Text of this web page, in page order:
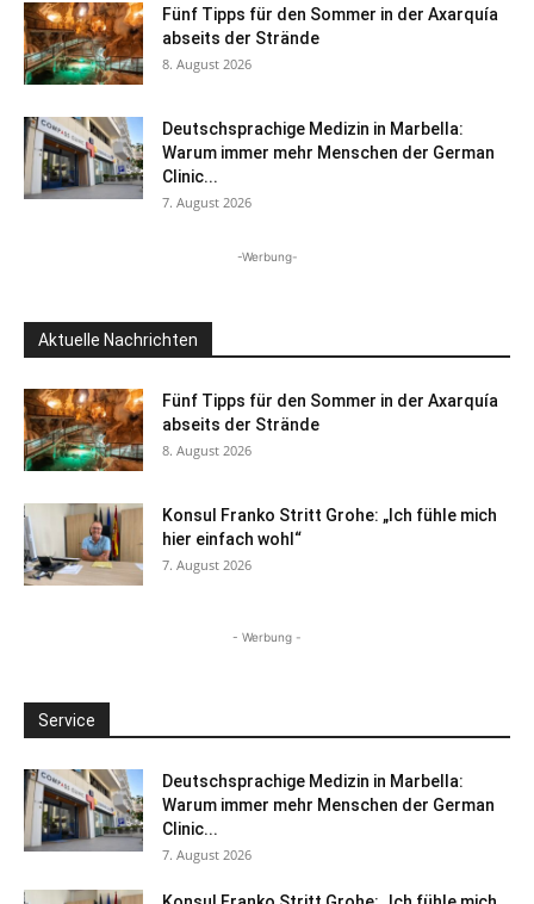
Fünf Tipps für den Sommer in der Axarquía
abseits der Strände
8. August 2026
Deutschsprachige Medizin in Marbella:
Warum immer mehr Menschen der German
Clinic...
7. August 2026
-Werbung-
Aktuelle Nachrichten
Fünf Tipps für den Sommer in der Axarquía
abseits der Strände
8. August 2026
Konsul Franko Stritt Grohe: „Ich fühle mich
hier einfach wohl“
7. August 2026
- Werbung -
Service
Deutschsprachige Medizin in Marbella:
Warum immer mehr Menschen der German
Clinic...
7. August 2026